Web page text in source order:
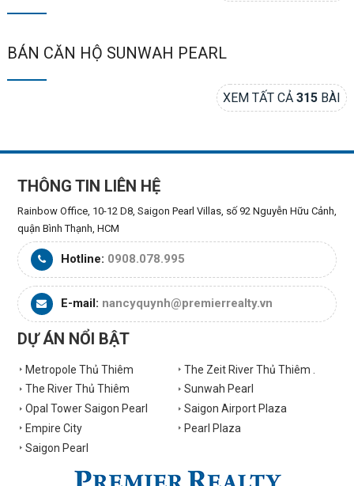
BÁN CĂN HỘ SUNWAH PEARL
XEM TẤT CẢ315 BÀI
THÔNG TIN LIÊN HỆ
Rainbow Office, 10-12 D8, Saigon Pearl Villas, số 92 Nguyễn Hữu Cảnh,
quận Bình Thạnh, HCM
Hotline: 0908.078.995
E-mail: nancyquynh@premierrealty.vn
DỰ ÁN NỔI BẬT
Metropole Thủ Thiêm
The Zeit River Thủ Thiêm .
The River Thủ Thiêm
Sunwah Pearl
Opal Tower Saigon Pearl
Saigon Airport Plaza
Empire City
Pearl Plaza
Saigon Pearl